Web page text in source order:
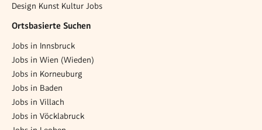
Design Kunst Kultur Jobs
Ortsbasierte Suchen
Jobs in Innsbruck
Jobs in Wien (Wieden)
Jobs in Korneuburg
Jobs in Baden
Jobs in Villach
Jobs in Vöcklabruck